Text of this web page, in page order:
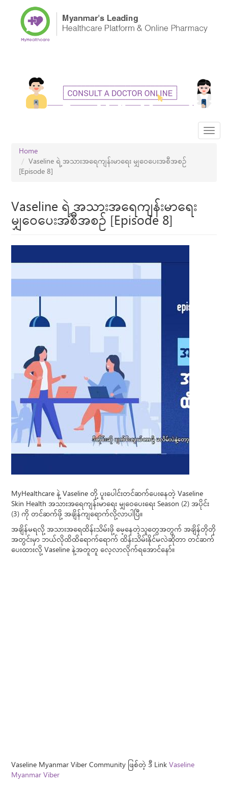
content
Home
Vaseline ရဲ့ အသားအရေကျန်းမာရေး မျှဝေပေးအစီအစဥ်
[Episode 8]
Vaseline ရဲ့ အသားအရေကျန်းမာရေး
မျှဝေပေးအစီအစဥ် [Episode 8]
MyHealthcare နဲ့ Vaseline တို့ ပူးပေါင်းတင်ဆက်ပေးနေတဲ့ Vaseline
Skin Health အသားအရေကျန်းမာရေး မျှဝေပေးရေး Season (2) အပိုင်း
(3) ကို တင်ဆက်ဖို့ အချိန်ကျရောက်လို့လာပါပြီ။
အချိန်မရလို့ အသားအရေထိန်းသိမ်းဖို့ မေ့နေတဲ့သူတွေအတွက် အချိန်တိုတို
အတွင်းမှာ ဘယ်လိုထိထိရောက်ရောက် ထိန်းသိမ်းနိုင်မလဲဆိုတာ တင်ဆက်
ပေးထားလို့ Vaseline နဲ့အတူတူ လေ့လာလိုက်ရအောင်နော်။
Vaseline Myanmar Viber Community ဖြစ်တဲ့ ဒီ LinkVaseline
Myanmar Viber